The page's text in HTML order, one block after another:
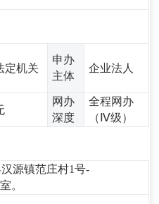
定机关
申办
主体
企业法人
网办
深度
全程网办
（Ⅳ级）
源镇范庄村1号-
。